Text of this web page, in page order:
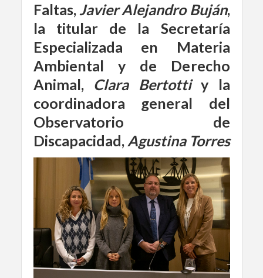
Faltas, Javier Alejandro Buján,
la titular de la
Secretaría
Especializada en Materia
Ambiental y de Derecho
Animal, Clara Bertotti y la
coordinadora general del
Observatorio de
Discapacidad, Agustina Torres